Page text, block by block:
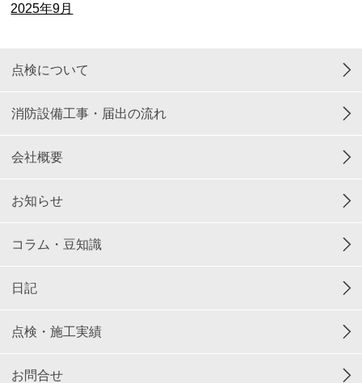
2025年9月
点検について
消防設備工事・届出の流れ
会社概要
お知らせ
コラム・豆知識
日記
点検・施工実績
お問合せ